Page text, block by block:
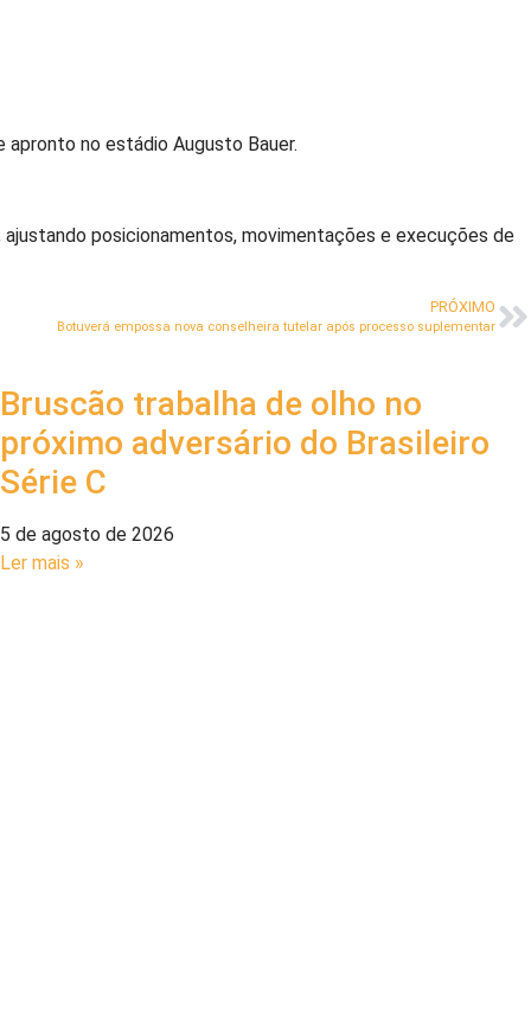
no estádio Augusto Bauer.
posicionamentos, movimentações e execuções de
PRÓXIMO
Botuverá empossa nova conselheira tutelar após processo suplementar
Bruscão trabalha de olho no
próximo adversário do Brasileiro
Série C
5 de agosto de 2026
Ler mais »